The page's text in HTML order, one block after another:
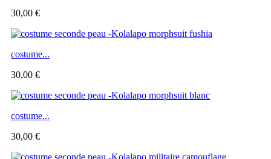
30,00 €
costume...
30,00 €
costume...
30,00 €